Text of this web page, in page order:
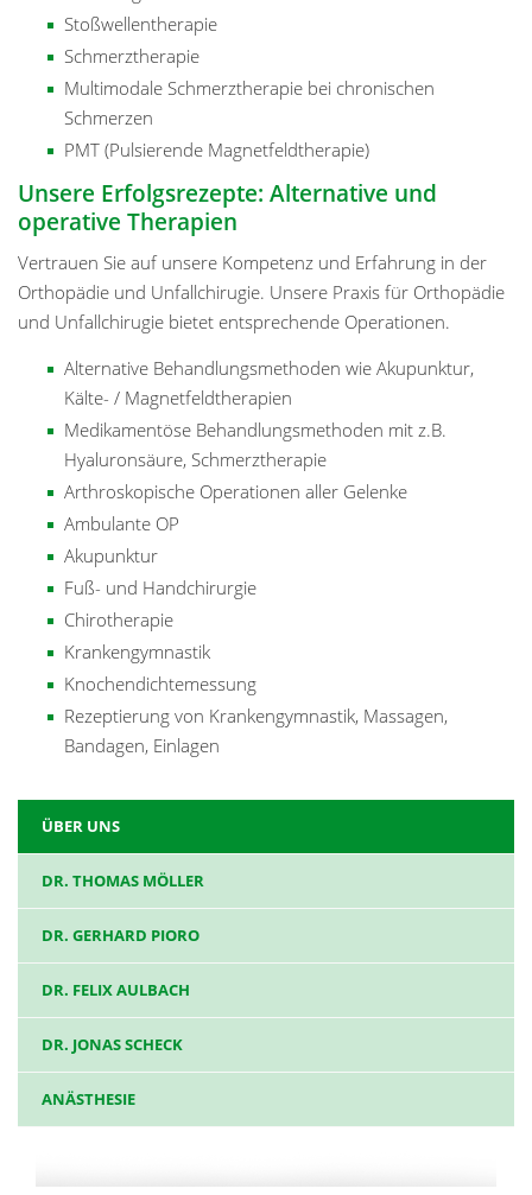
Stoßwellentherapie
Schmerztherapie
Multimodale Schmerztherapie bei chronischen
Schmerzen
PMT (Pulsierende Magnetfeldtherapie)
Unsere Erfolgsrezepte: Alternative und
operative Therapien
Vertrauen Sie auf unsere Kompetenz und Erfahrung in der
Orthopädie und Unfallchirugie. Unsere Praxis für Orthopädie
und Unfallchirugie bietet entsprechende Operationen.
Alternative Behandlungsmethoden wie Akupunktur,
Kälte- / Magnetfeldtherapien
Medikamentöse Behandlungsmethoden mit z.B.
Hyaluronsäure, Schmerztherapie
Arthroskopische Operationen aller Gelenke
Ambulante OP
Akupunktur
Fuß- und Handchirurgie
Chirotherapie
Krankengymnastik
Knochendichtemessung
Rezeptierung von Krankengymnastik, Massagen,
Bandagen, Einlagen
ÜBER UNS
DR. THOMAS MÖLLER
DR. GERHARD PIORO
DR. FELIX AULBACH
DR. JONAS SCHECK
ANÄSTHESIE